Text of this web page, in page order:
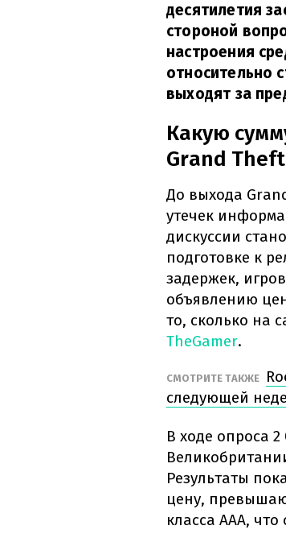
десятилетия
стороной
настроения
относительно
выходят за
Какую
Grand
До выхода
утечек
дискуссии
подготовке к
задержек,
объявлению
то, сколько на
TheGamer.
СМОТРИТЕ ТАКЖЕ
следующей
В ходе опроса
Результаты
цену,
класса AAA,